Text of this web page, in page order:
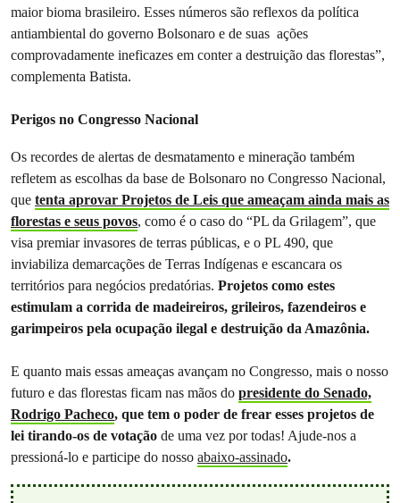
maior bioma brasileiro. Esses números são reflexos da política
antiambiental do governo Bolsonaro e de suas ações
comprovadamente ineficazes em conter a destruição das florestas”,
complementa Batista.
Perigos no Congresso Nacional
Os recordes de alertas de desmatamento e mineração também
refletem as escolhas da base de Bolsonaro no Congresso Nacional,
que tenta aprovar Projetos de Leis que ameaçam ainda mais as
florestas e seus povos, como é o caso do “PL da Grilagem”, que
visa premiar invasores de terras públicas, e o PL 490, que
inviabiliza demarcações de Terras Indígenas e escancara os
territórios para negócios predatórias. Projetos como estes
estimulam a corrida de madeireiros, grileiros, fazendeiros e
garimpeiros pela ocupação ilegal e destruição da Amazônia.
E quanto mais essas ameaças avançam no Congresso, mais o nosso
futuro e das florestas ficam nas mãos do presidente do Senado,
Rodrigo Pacheco, que tem o poder de frear esses projetos de
lei tirando-os de votação de uma vez por todas! Ajude-nos a
pressioná-lo e participe do nosso abaixo-assinado.